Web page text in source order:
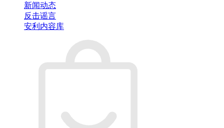
新闻动态
反击谣言
安利内容库